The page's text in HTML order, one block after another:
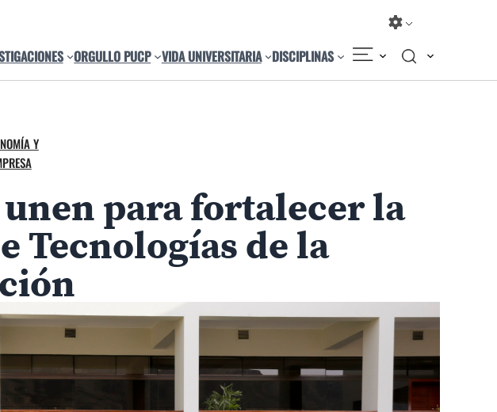
ORGULLO PUCP VIDA UNIVERSITARIA DISCIPLINAS
Y
unen para fortalecer la
Tecnologías de la